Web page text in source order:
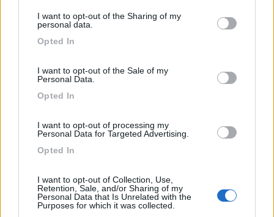
not limited to your visit or usage behaviour. You may click to
use your data for below specified purposes in below Google
I want to opt-out of the Sharing of my
personal data.
Opted In
I want to opt-out of the Sale of my
Personal Data.
Opted In
I want to opt-out of processing my
Personal Data for Targeted Advertising.
Opted In
I want to opt-out of Collection, Use,
Retention, Sale, and/or Sharing of my
Personal Data that Is Unrelated with the
Purposes for which it was collected.
solo per visita al bel centro.
Caratteristiche
Segnalati nei dintorni
8.3 Garage delle Isole